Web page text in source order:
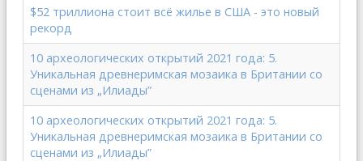
$52 триллиона стоит всё жилье в США - это новый
рекорд
10 археологических открытий 2021 года: 5.
Уникальная древнеримская мозаика в Британии со
сценами из „Илиады”
10 археологических открытий 2021 года: 5.
Уникальная древнеримская мозаика в Британии со
сценами из „Илиады”